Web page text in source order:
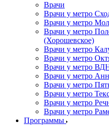
Врачи
Врачи у метро
Врачи у метро
Врачи у метро
(Хорошевское)
Врачи у метро
Врачи у метро
Врачи у метро
Врачи у метро
Врачи у метро
Врачи у метро
Врачи у метро
Врачи у метро
Программы